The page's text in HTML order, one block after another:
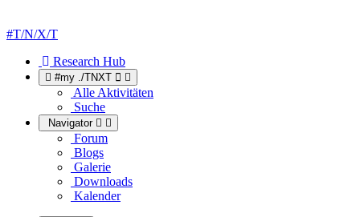
#T/N/X/T
Research Hub
#my ./TNXT
Alle Aktivitäten
Suche
Navigator
Forum
Blogs
Galerie
Downloads
Kalender